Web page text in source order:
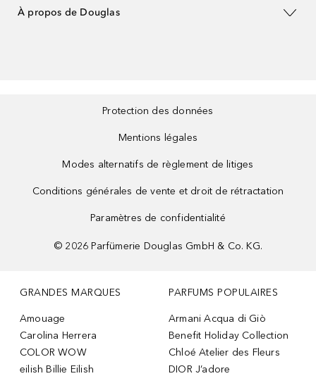
À propos de Douglas
Protection des données
Mentions légales
Modes alternatifs de règlement de litiges
Conditions générales de vente et droit de rétractation
Paramètres de confidentialité
© 2026 Parfümerie Douglas GmbH & Co. KG.
GRANDES MARQUES
Amouage
Carolina Herrera
COLOR WOW
eilish Billie Eilish
PARFUMS POPULAIRES
Armani Acqua di Giò
Benefit Holiday Collection
Chloé Atelier des Fleurs
DIOR J’adore